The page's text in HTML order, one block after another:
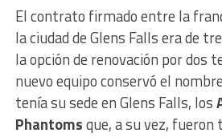
El contrato firmado entre la
la ciudad de Glens Falls era de
la opción de renovación por dos
nuevo equipo conservó el
tenía su sede en Glens Falls, los
Phantomsque, a su vez, fueron